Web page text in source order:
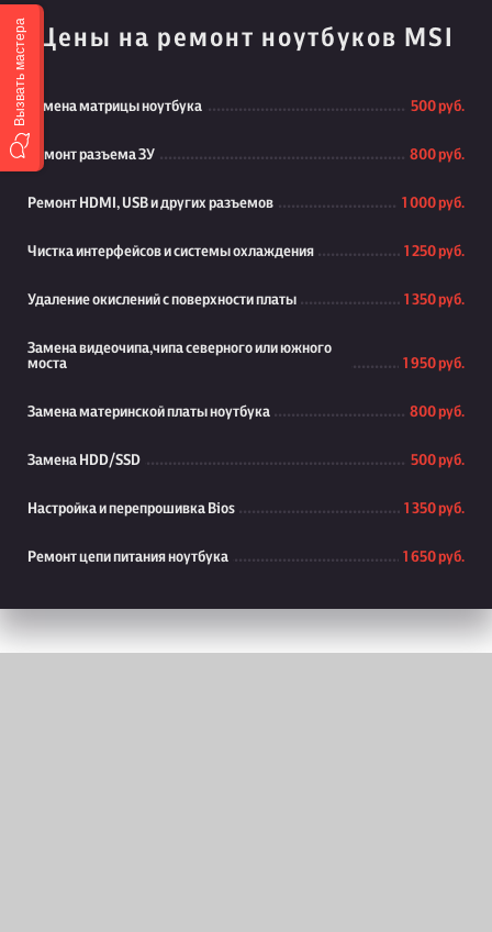
Цены на ремонт ноутбуков MSI
Замена матрицы ноутбука 500 руб.
Ремонт разъема ЗУ 800 руб.
Ремонт HDMI, USB и других разъемов 1 000 руб.
Чистка интерфейсов и системы охлаждения 1 250 руб.
Удаление окислений с поверхности платы 1 350 руб.
Замена видеочипа,чипа северного или южного
моста
1 950 руб.
Замена материнской платы ноутбука 800 руб.
Замена HDD/SSD 500 руб.
Настройка и перепрошивка Bios 1 350 руб.
Ремонт цепи питания ноутбука 1 650 руб.
Вызвать мастера